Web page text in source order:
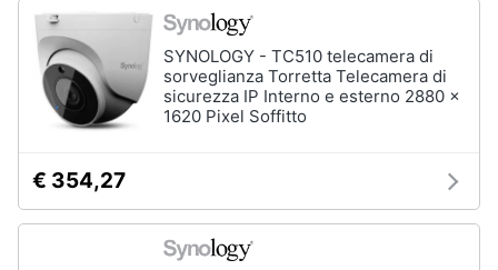
SYNOLOGY - TC510 telecamera di
sorveglianza Torretta Telecamera di
sicurezza IP Interno e esterno 2880 x
1620 Pixel Soffitto
€ 354,27